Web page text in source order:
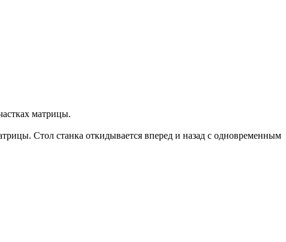
матрицы.
Стол станка откидывается вперед и назад с одновременным